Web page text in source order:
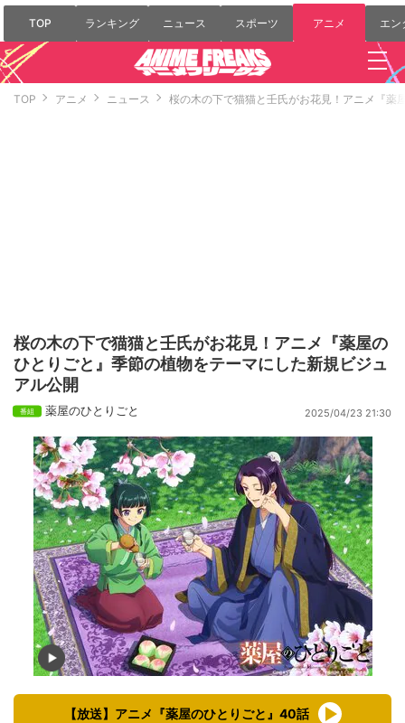
TOP ランキング ニュース スポーツ アニメ エン
TOP アニメ ニュース 桜の木の下で猫猫と壬氏がお花見！アニメ『薬
桜の木の下で猫猫と壬氏がお花見！アニメ『薬屋の
ひとりごと』季節の植物をテーマにした新規ビジュ
アル公開
薬屋のひとりごと 2025/04/23 21:30
【放送】アニメ『薬屋のひとりごと』40話